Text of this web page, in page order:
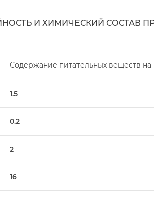
И ХИМИЧЕСКИЙ СОСТАВ
Содержание питательных веществ на
1.5
0.2
2
16